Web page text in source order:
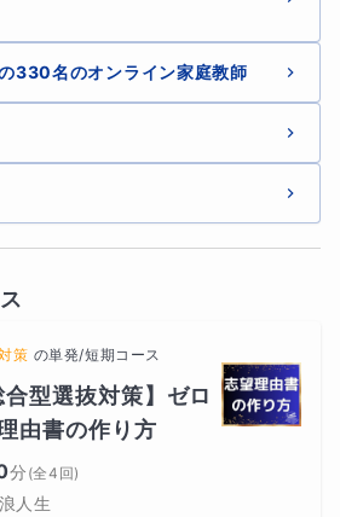
330名のオンライン家庭教師
策 の単発/短期コース
合型選抜対策】ゼロ
由書の作り方
分 (全4 回)
人生